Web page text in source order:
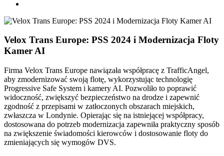
Velox Trans Europe: PSS 2024 i Modernizacja Floty
Kamer AI
Firma Velox Trans Europe nawiązała współpracę z TrafficAngel,
aby zmodernizować swoją flotę, wykorzystując technologię
Progressive Safe System i kamery AI. Pozwoliło to poprawić
widoczność, zwiększyć bezpieczeństwo na drodze i zapewnić
zgodność z przepisami w zatłoczonych obszarach miejskich,
zwłaszcza w Londynie. Opierając się na istniejącej współpracy,
dostosowana do potrzeb modernizacja zapewniła praktyczny sposób
na zwiększenie świadomości kierowców i dostosowanie floty do
zmieniających się wymogów DVS.